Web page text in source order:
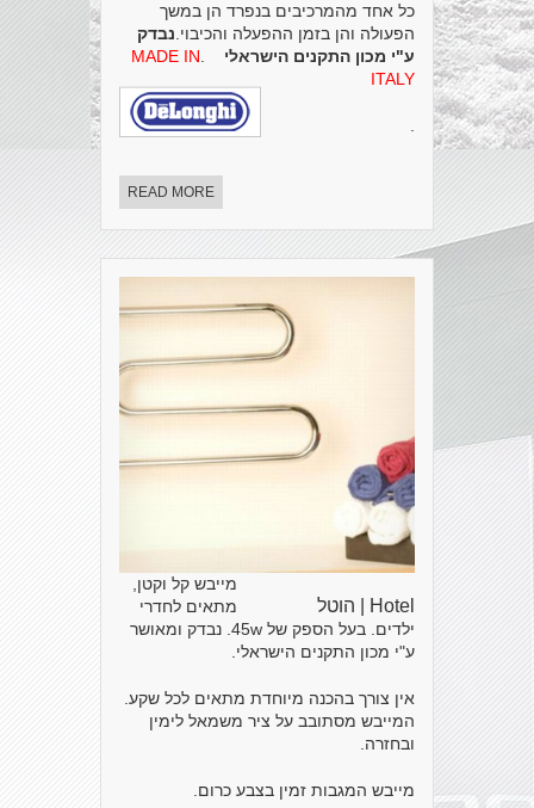
כל אחד מהמרכיבים בנפרד הן במשך
הפעולה והן בזמן ההפעלה והכיבוי. נבדק
ע"י מכון התקנים הישראלי
MADE IN
ITALY
READ MORE
Hotel | הוטל
מייבש קל וקטן,
מתאים לחדרי
ילדים. בעל הספק של 45w. נבדק ומאושר
ע"י מכון התקנים הישראלי.
אין צורך בהכנה מיוחדת מתאים לכל שקע.
המייבש מסתובב על ציר משמאל לימין
ובחזרה.
מייבש המגבות זמין בצבע כרום.